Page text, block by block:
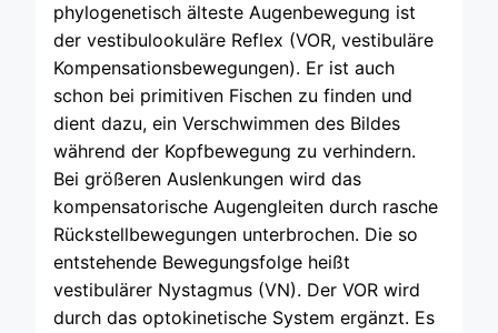
phylogenetisch älteste Augenbewegung ist
der vestibulookuläre Reflex (VOR, vestibuläre
Kompensationsbewegungen). Er ist auch
schon bei primitiven Fischen zu finden und
dient dazu, ein Verschwimmen des Bildes
während der Kopfbewegung zu verhindern.
Bei größeren Auslenkungen wird das
kompensatorische Augengleiten durch rasche
Rückstellbewegungen unterbrochen. Die so
entstehende Bewegungsfolge heißt
vestibulärer Nystagmus (VN). Der VOR wird
durch das optokinetische System ergänzt. Es